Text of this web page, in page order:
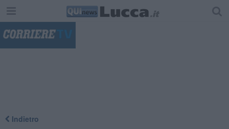
Indietro